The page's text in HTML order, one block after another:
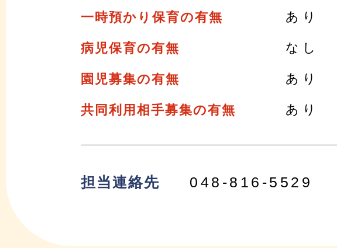
一時預かり保育の有無 あり
病児保育の有無 なし
園児募集の有無 あり
共同利用相手募集の有無 あり
担当連絡先 048-816-5529